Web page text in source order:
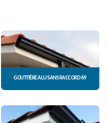
GOUTTIÈRE ALU SANS RACCORD 69